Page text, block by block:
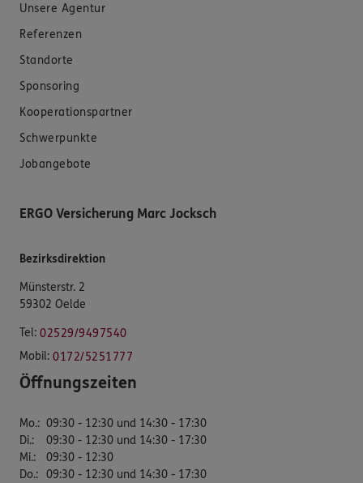
Unsere Agentur
Referenzen
Standorte
Sponsoring
Kooperationspartner
Schwerpunkte
Jobangebote
ERGO Versicherung Marc Jocksch
Bezirksdirektion
Münsterstr. 2
59302 Oelde
Tel: 02529/9497540
Mobil: 0172/5251777
Öffnungszeiten
Mo.: 09:30 - 12:30 und 14:30 - 17:30
Di.:
09:30 - 12:30 und 14:30 - 17:30
Mi.:
09:30 - 12:30
Do.: 09:30 - 12:30 und 14:30 - 17:30